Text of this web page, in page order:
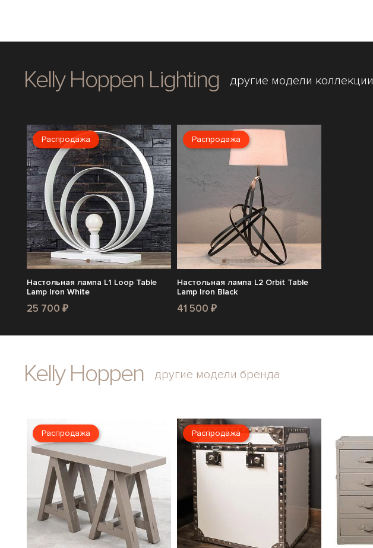
Kelly Hoppen Lighting другие модели коллекции
Распродажа
Настольная лампа L1 Loop Table
Lamp Iron White
25 700 ₽
Распродажа
Настольная лампа L2 Orbit Table
Lamp Iron Black
41 500 ₽
Kelly Hoppen другие модели бренда
Распродажа Распродажа